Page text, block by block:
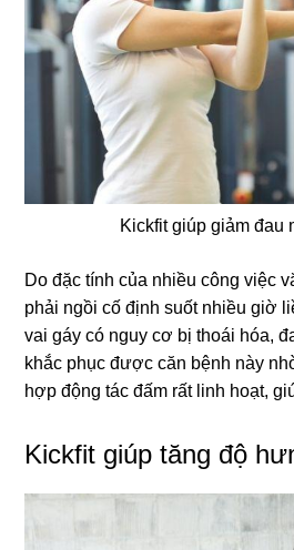
Kickfit giúp giảm đau
Do đặc tính của nhiều công việc
phải ngồi cố định suốt nhiều giờ
vai gáy có nguy cơ bị thoái hóa,
khắc phục được căn bệnh này
hợp động tác đấm rất linh hoạt,
Kickfit giúp tăng độ